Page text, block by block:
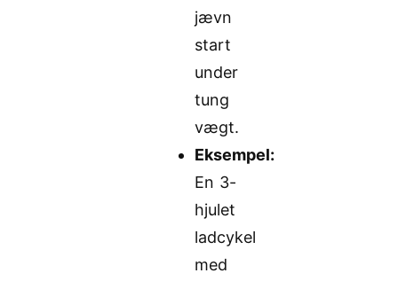
jævn
start
under
tung
vægt.
Eksempel:
En 3-
hjulet
ladcykel
med